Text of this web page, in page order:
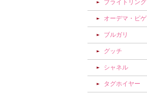
ブライトリング
オーデマ・ピゲ
ブルガリ
グッチ
シャネル
タグホイヤー